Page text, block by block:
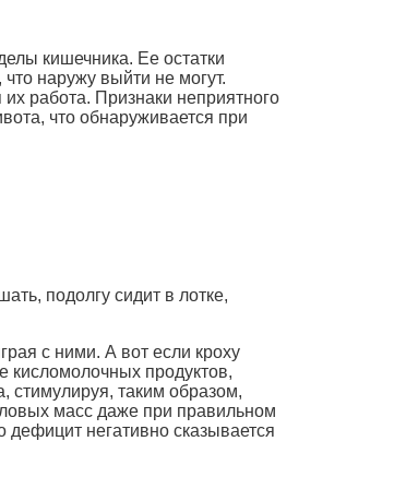
кишечника. Ее остатки
наружу выйти не могут.
работа. Признаки неприятного
что обнаруживается при
подолгу сидит в лотке,
с ними. А вот если кроху
кисломолочных продуктов,
стимулируя, таким образом,
масс даже при правильном
негативно сказывается